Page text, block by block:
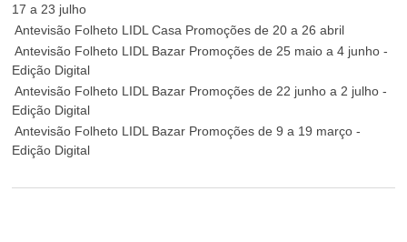
17 a 23 julho
Antevisão Folheto LIDL Casa Promoções de 20 a 26 abril
Antevisão Folheto LIDL Bazar Promoções de 25 maio a 4 junho -
Edição Digital
Antevisão Folheto LIDL Bazar Promoções de 22 junho a 2 julho -
Edição Digital
Antevisão Folheto LIDL Bazar Promoções de 9 a 19 março -
Edição Digital